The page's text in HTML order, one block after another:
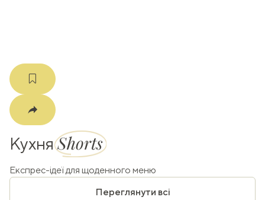
КухняShorts
Експрес-ідеї для щоденного меню
Переглянути всі